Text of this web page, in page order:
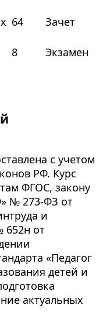
64 Зачет
8
Экзамен
с учетом
РФ. Курс
ФГОС, закону
№ 273-ФЗ от
и
от
«Педагог
детей и
актуальных